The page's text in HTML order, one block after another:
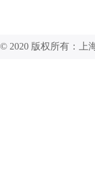
© 2020 版权所有：上